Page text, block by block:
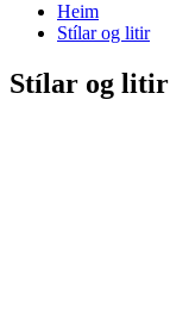
Heim
Stílar og litir
Stílar og litir